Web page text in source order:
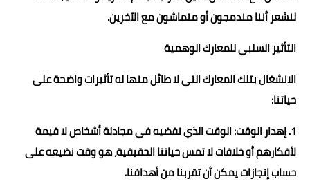
لنشعر أننا مندمجون أو متماشون مع الآخرين.
التأثير السلبي للمعارك الوهمية
الانشغال بتلك المعارك التي لا طائل منها له تأثيرات واضحة على
حياتنا:
1. إهدار الوقت: الوقت الذي نقضيه في مجادلة أشخاص لا قيمة
لأفكارهم أو خلافات لا تمس حياتنا الحقيقية، هو وقت نضيعه على
حساب إنجازات يمكن أن تقربنا من أهدافنا.